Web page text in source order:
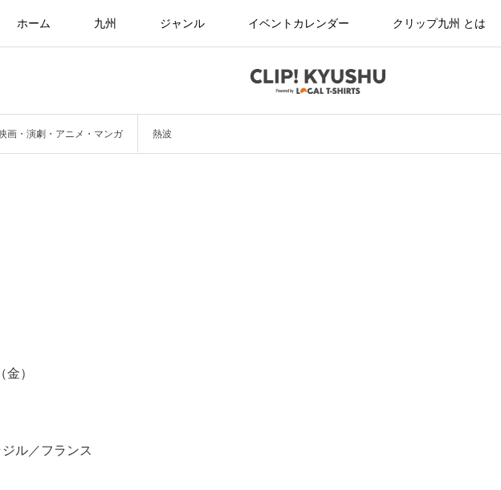
ホーム 九州 ジャンル イベントカレンダー クリップ九州 とは
画・演劇・アニメ・マンガ 熱波
）
ル／フランス